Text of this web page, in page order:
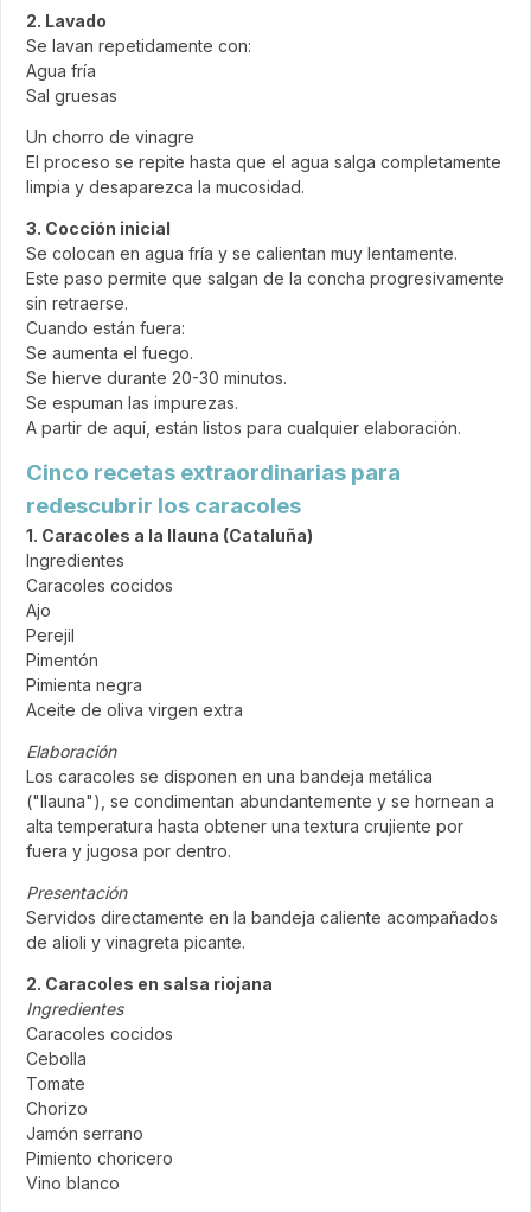
2. Lavado
Se lavan repetidamente con:
Agua fría
Sal gruesas
Un chorro de vinagre
El proceso se repite hasta que el agua salga completamente
limpia y desaparezca la mucosidad.
3. Cocción inicial
Se colocan en agua fría y se calientan muy lentamente.
Este paso permite que salgan de la concha progresivamente
sin retraerse.
Cuando están fuera:
Se aumenta el fuego.
Se hierve durante 20-30 minutos.
Se espuman las impurezas.
A partir de aquí, están listos para cualquier elaboración.
Cinco recetas extraordinarias para
redescubrir los caracoles
1. Caracoles a la llauna (Cataluña)
Ingredientes
Caracoles cocidos
Ajo
Perejil
Pimentón
Pimienta negra
Aceite de oliva virgen extra
Elaboración
Los caracoles se disponen en una bandeja metálica
("llauna"), se condimentan abundantemente y se hornean a
alta temperatura hasta obtener una textura crujiente por
fuera y jugosa por dentro.
Presentación
Servidos directamente en la bandeja caliente acompañados
de alioli y vinagreta picante.
2. Caracoles en salsa riojana
Ingredientes
Caracoles cocidos
Cebolla
Tomate
Chorizo
Jamón serrano
Pimiento choricero
Vino blanco